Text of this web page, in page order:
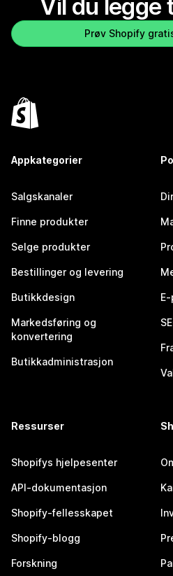
Vil du legge
Prøv Shopify
Appkategorier
Salgskanaler
Finne produkter
Selge produkter
Bestillinger og levering
Butikkdesign
Markedsføring og
konvertering
Butikkadministrasjon
Ressurser
Shopifys hjelpesenter
API-dokumentasjon
Shopify-fellesskapet
Shopify-blogg
Forskning